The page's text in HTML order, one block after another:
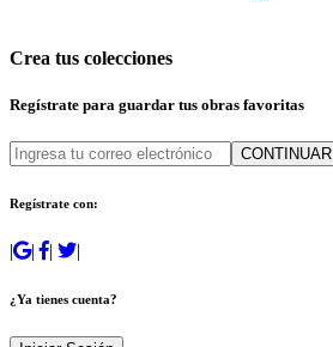
Crea tus colecciones
Regístrate para guardar tus obras favoritas
CONTINUAR
Regístrate con:
| | | |
¿Ya tienes cuenta?